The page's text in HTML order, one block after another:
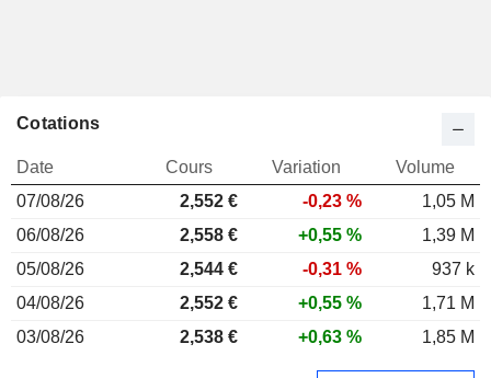
Cotations
Date Cours Variation
Volume
07/08/26
2,552 € -0,23 %
1,05 M
06/08/26
2,558 € +0,55 %
1,39 M
05/08/26
2,544 € -0,31 %
937 k
04/08/26
2,552 € +0,55 %
1,71 M
03/08/26
2,538 € +0,63 % 1,85 M